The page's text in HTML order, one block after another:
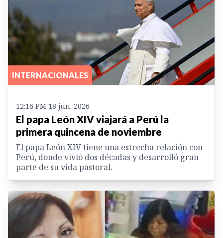
INTERNACIONALES
12:16 PM 18 jun. 2026
El papa León XIV viajará a Perú la
primera quincena de noviembre
El papa León XIV tiene una estrecha relación con
Perú, donde vivió dos décadas y desarrolló gran
parte de su vida pastoral.